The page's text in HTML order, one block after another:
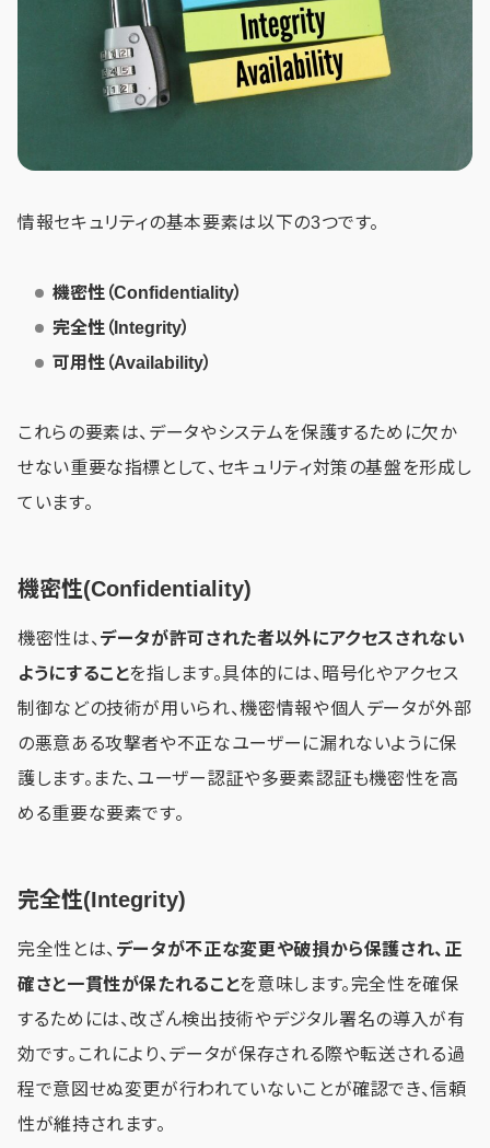
情報セキュリティの基本要素は以下の3つです。
機密性（Confidentiality）
完全性（Integrity）
可用性（Availability）
これらの要素は、データやシステムを保護するために欠か
せない重要な指標として、セキュリティ対策の基盤を形成し
ています。
機密性(Confidentiality)
機密性は、 データが許可された者以外にアクセスされない
ようにすることを指します。具体的には、暗号化やアクセス
制御などの技術が用いられ、機密情報や個人データが外部
の悪意ある攻撃者や不正なユーザーに漏れないように保
護します。また、ユーザー認証や多要素認証も機密性を高
める重要な要素です。
完全性(Integrity)
完全性とは、 データが不正な変更や破損から保護され、正
確さと一貫性が保たれることを意味します。完全性を確保
するためには、改ざん検出技術やデジタル署名の導入が有
効です。これにより、データが保存される際や転送される過
程で意図せぬ変更が行われていないことが確認でき、信頼
性が維持されます。